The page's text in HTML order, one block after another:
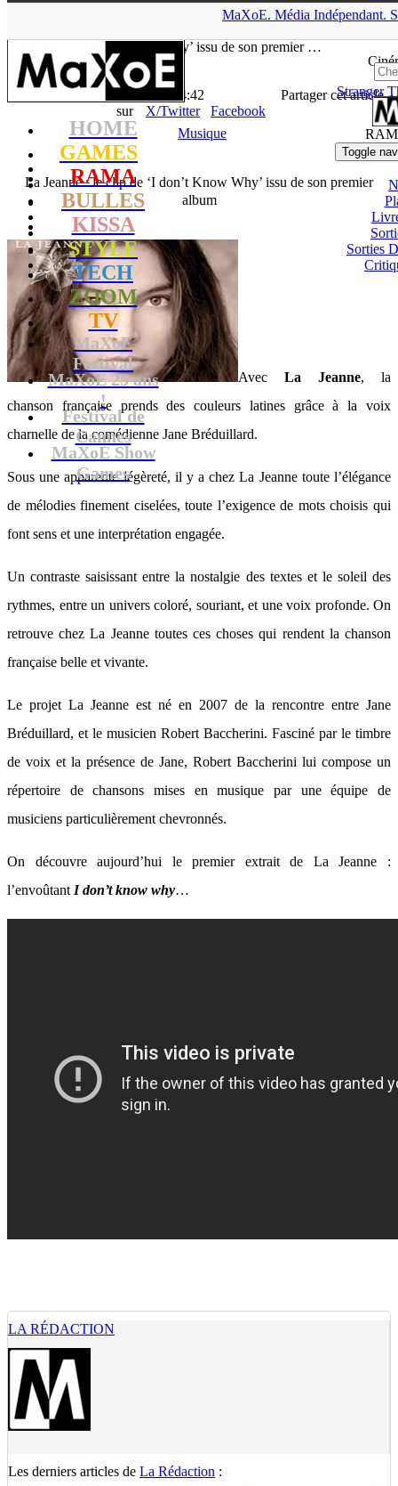
MaXoE. Média Indépendant.
HOME
GAMES
RAMA
BULLES
KISSA
STYLE
TECH
ZOOM
TV
MaXoE
Festival
MaXoE 25 ans
!
Festival de
Cannes
MaXoE Show
Games
Ciné
Stranger
Toggle
Sorties
‘I don’t Know Why’ issu de son premier …
- 28.08.13, 14:42
Partager cet article
sur
X/Twitter
Facebook
Musique
La Jeanne : le clip de ‘I don’t Know Why’ issu de son premier
album
Avec La Jeanne, la
chanson française prends des couleurs latines grâce à la voix
charnelle de la comédienne Jane Bréduillard.
Sous une apparente légèreté, il y a chez La Jeanne toute l’élégance
de mélodies finement ciselées, toute l’exigence de mots choisis qui
font sens et une interprétation engagée.
Un contraste saisissant entre la nostalgie des textes et le soleil des
rythmes, entre un univers coloré, souriant, et une voix profonde. On
retrouve chez La Jeanne toutes ces choses qui rendent la chanson
française belle et vivante.
Le projet La Jeanne est né en 2007 de la rencontre entre Jane
Bréduillard, et le musicien Robert Baccherini. Fasciné par le timbre
de voix et la présence de Jane, Robert Baccherini lui compose un
répertoire de chansons mises en musique par une équipe de
musiciens particulièrement chevronnés.
On découvre aujourd’hui le premier extrait de La Jeanne :
l’envoûtant I don’t know why…
LA RÉDACTION
Les derniers articles de La Rédaction :